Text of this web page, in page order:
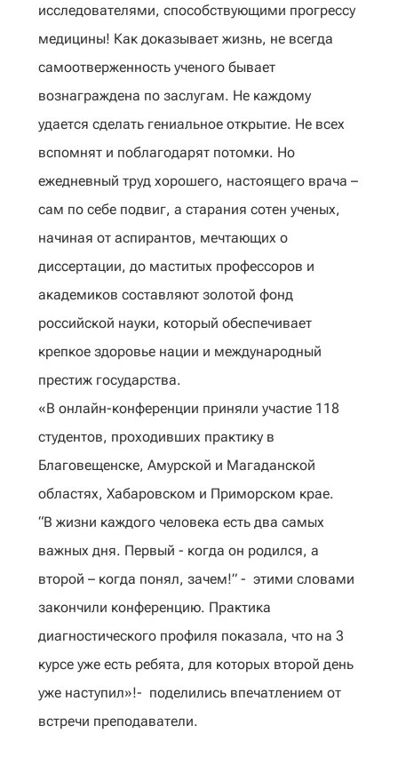
исследователями, способствующими прогрессу
медицины! Как доказывает жизнь, не всегда
самоотверженность ученого бывает
вознаграждена по заслугам. Не каждому
удается сделать гениальное открытие. Не всех
вспомнят и поблагодарят потомки. Но
ежедневный труд хорошего, настоящего врача –
сам по себе подвиг, а старания сотен ученых,
начиная от аспирантов, мечтающих о
диссертации, до маститых профессоров и
академиков составляют золотой фонд
российской науки, который обеспечивает
крепкое здоровье нации и международный
престиж государства.
«В онлайн-конференции приняли участие 118
студентов, проходивших практику в
Благовещенске, Амурской и Магаданской
областях, Хабаровском и Приморском крае.
“В жизни каждого человека есть два самых
важных дня. Первый - когда он родился, а
второй – когда понял, зачем!” - этими словами
закончили конференцию. Практика
диагностического профиля показала, что на 3
курсе уже есть ребята, для которых второй день
уже наступил»!- поделились впечатлением от
встречи преподаватели.